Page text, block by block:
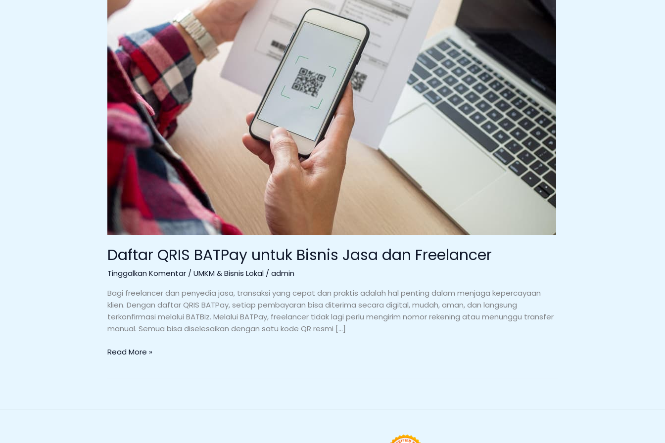
Daftar QRIS BATPay untuk Bisnis Jasa dan Freelancer
Tinggalkan Komentar / UMKM & Bisnis Lokal / admin
Bagi freelancer dan penyedia jasa, transaksi yang cepat dan praktis adalah hal penting dalam menjaga kepercayaan
klien. Dengan daftar QRIS BATPay, setiap pembayaran bisa diterima secara digital, mudah, aman, dan langsung
terkonfirmasi melalui BATBiz. Melalui BATPay, freelancer tidak lagi perlu mengirim nomor rekening atau menunggu transfer
manual. Semua bisa diselesaikan dengan satu kode QR resmi […]
dan
Freelancer
Read More »